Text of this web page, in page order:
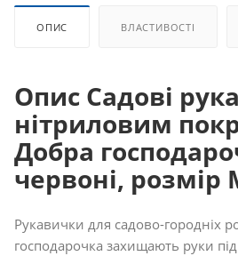
ОПИС ВЛАСТИВОСТІ
Опис Садові
нітриловим
Добра
червоні, розмір
Рукавички для садово-городніх
господарочка захищають руки